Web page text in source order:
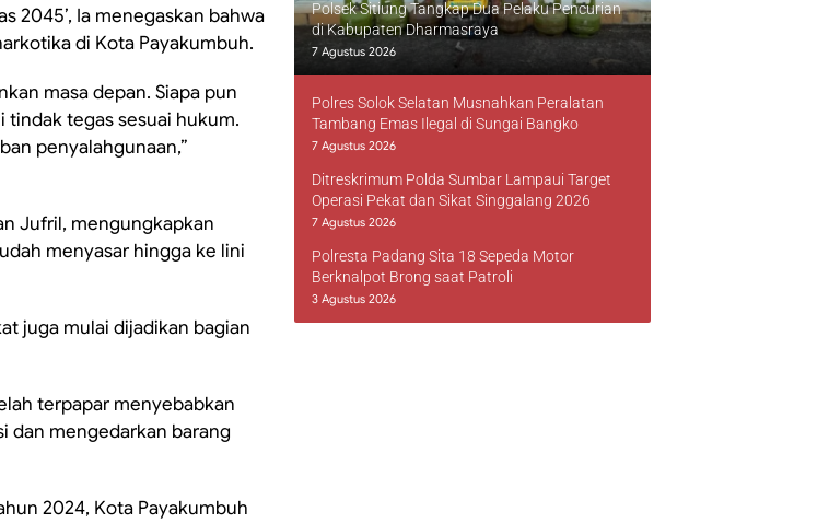
2045’, Ia menegaskan bahwa
di Kota Payakumbuh.
masa depan. Siapa pun
tindak tegas sesuai hukum.
penyalahgunaan,”
Jufril, mengungkapkan
menyasar hingga ke lini
juga mulai dijadikan bagian
terpapar menyebabkan
dan mengedarkan barang
2024, Kota Payakumbuh
Polsek Sitiung Tangkap Dua Pelaku Pencurian
di Kabupaten Dharmasraya
7 Agustus 2026
Polres Solok Selatan Musnahkan Peralatan
Tambang Emas Ilegal di Sungai Bangko
7 Agustus 2026
Ditreskrimum Polda Sumbar Lampaui Target
Operasi Pekat dan Sikat Singgalang 2026
7 Agustus 2026
Polresta Padang Sita 18 Sepeda Motor
Berknalpot Brong saat Patroli
3 Agustus 2026